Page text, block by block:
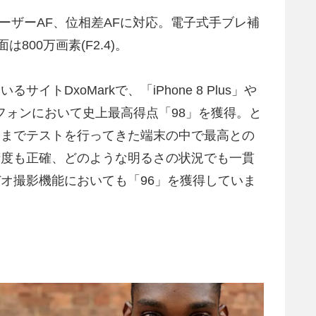
ザーAF、位相差AFに対応。電子式手ブレ補
800万画素(F2.4)。
るサイトDxoMarkで、「iPhone 8 Plus」や
ンにおいて史上最高得点「98」を獲得。と
でテストを行ってきた端末の中で最高との
も正確、どのような明るさの状況でも一貫
撮影機能においても「96」を獲得していま